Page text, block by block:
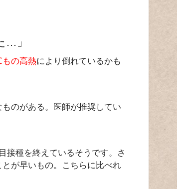
… 」
の高熱により倒れているかも
のがある。医師が推奨してい
接種を終えているそうです。さ
が早いもの。こちらに比べれ